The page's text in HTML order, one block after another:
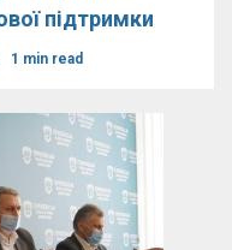
підтримки
1 min read